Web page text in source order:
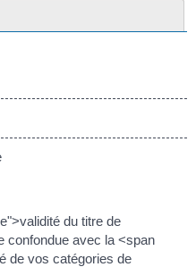
du titre de
confondue avec la <span
de vos catégories de